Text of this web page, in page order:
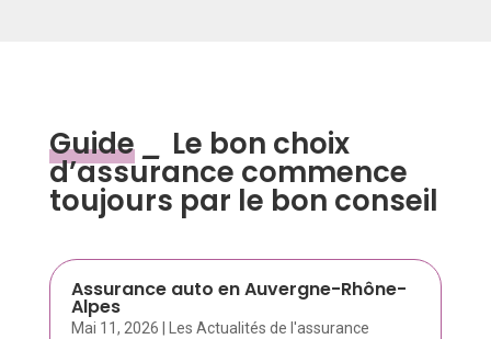
Guide _ Le bon choix
d’assurance commence
toujours par le bon conseil
Assurance auto en Auvergne-Rhône-
Alpes
Mai 11, 2026
Les Actualités de l'assurance